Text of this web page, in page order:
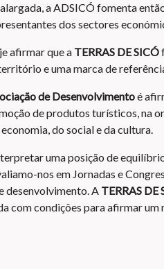
a ADSICÓ fomenta
dos sectores
afirmar que a TERRAS DE SICÓ
e uma marca de
de Desenvolvimentoé
de produtos turísticos, na
do social e da cultura.
uma posição de
nos em Jornadas e
desenvolvimento. A TERRAS DE
com condições para afirmar